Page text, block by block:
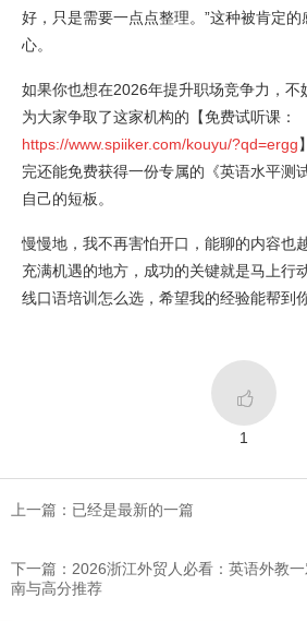
好，只是需要一点点整理。”这种被肯定
心。
如果你也想在2026年提升职场竞争力，不
为大家争取了这家机构的【免费试听课：
https://www.spiiker.com/kouyu/?qd=ergg
完还能免费获得一份专属的《英语水平测
自己的短板。
慢慢地，我不再害怕开口，能聊的内容也
充满机遇的地方，成功的关键就是马上行
线口语培训怎么选，希望我的经验能帮到

1
上一篇：已经是最新的一篇
下一篇：2026浙江外贸人必看：英语外教
南与高分推荐